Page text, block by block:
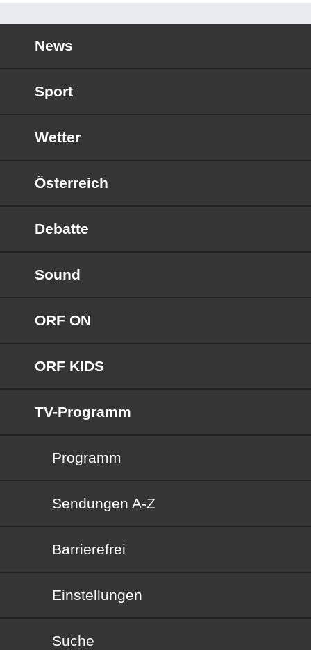
News
Sport
Wetter
Österreich
Debatte
Sound
ORF ON
ORF KIDS
TV-Programm
Programm
Sendungen von A bis Z
Sendungen A-Z
Barrierefrei
Barrierefrei
Einstellungen
Suche